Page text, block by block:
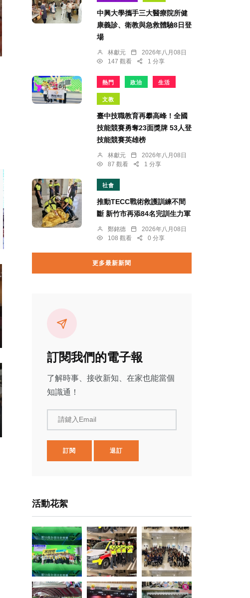
中興大學攜手三大醫療院所健
康義診、衛教與急救體驗8日登
場
林獻元
2026年八月08日
147 觀看
1 分享
熱門 政治 生活
文教
臺中技職教育再攀高峰！全國
技能競賽勇奪23面獎牌 53人登
技能競賽英雄榜
林獻元
2026年八月08日
87 觀看
1 分享
社會
推動TECC戰術救護訓練不間
斷 新竹市再添84名完訓生力軍
鄭銘德
2026年八月08日
108 觀看
0 分享
更多最新新聞
訂閱我們的電子報
了解時事、接收新知、在家也能當個
知識通！
請鍵入Email
訂閱 退訂
活動花絮